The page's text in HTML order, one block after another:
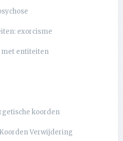
exorcisme
met entiteiten
koorden
Verwijdering